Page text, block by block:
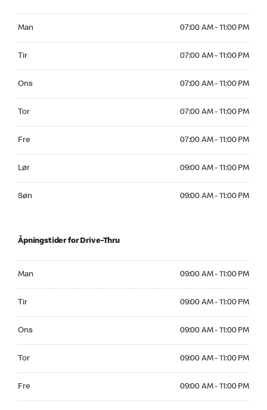
Man 07:00 AM - 11:00 PM
Tir 07:00 AM - 11:00 PM
Ons 07:00 AM - 11:00 PM
Tor 07:00 AM - 11:00 PM
Fre 07:00 AM - 11:00 PM
Lør 09:00 AM - 11:00 PM
Søn 09:00 AM - 11:00 PM
Åpningstider for Drive-Thru
Man 09:00 AM - 11:00 PM
Tir 09:00 AM - 11:00 PM
Ons 09:00 AM - 11:00 PM
Tor 09:00 AM - 11:00 PM
Fre 09:00 AM - 11:00 PM